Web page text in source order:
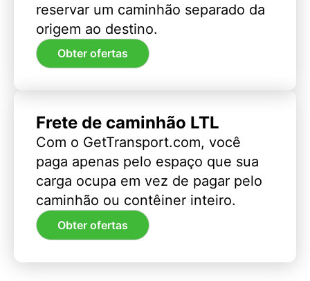
reservar um caminhão separado da
origem ao destino.
Obter ofertas
Frete de caminhão LTL
Com o GetTransport.com, você
paga apenas pelo espaço que sua
carga ocupa em vez de pagar pelo
caminhão ou contêiner inteiro.
Obter ofertas